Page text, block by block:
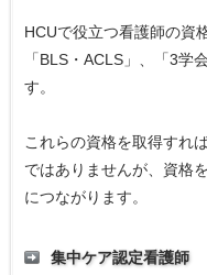
HCUで役立つ看護師の資
「BLS・ACLS」、「3学
す。
これらの資格を取得すれ
ではありませんが、資格
につながります。
集中ケア認定看護師